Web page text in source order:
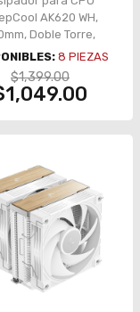
AK620 WH,
Doble Torre,
Universal - R-
WHNNMT-G-1
8 PIEZAS
$1,399.00